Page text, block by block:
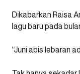
Dikabarkan Raisa
lagu baru pada
“Juni abis lebaran